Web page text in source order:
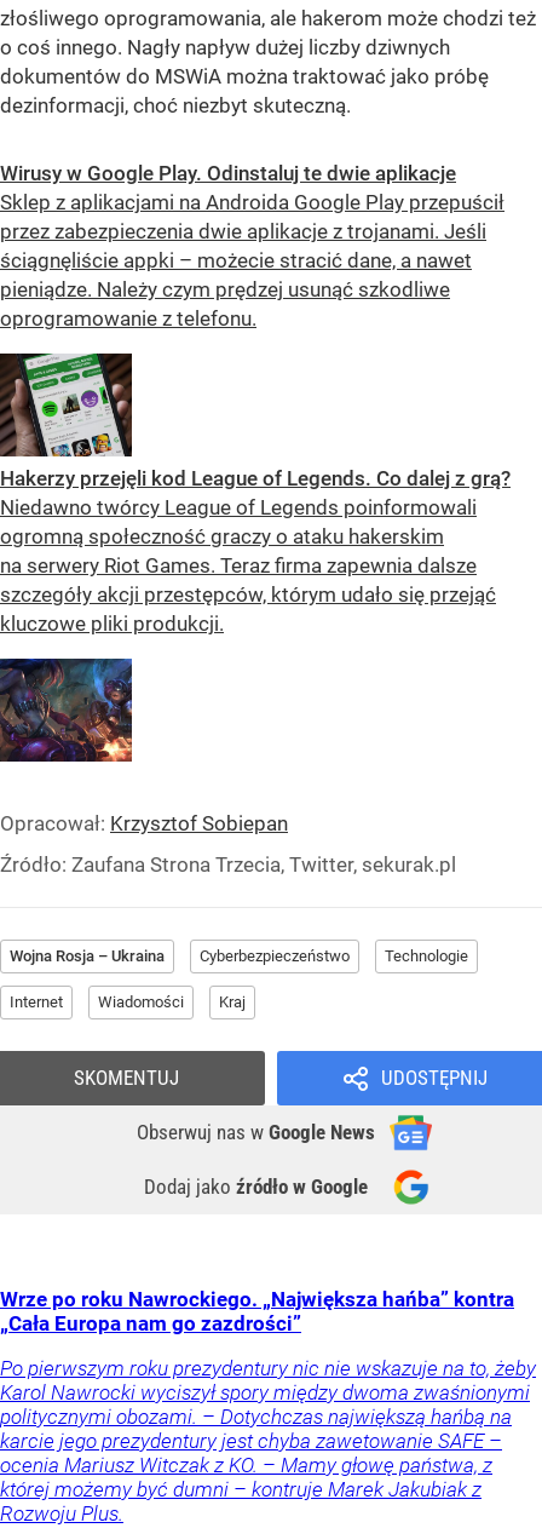
złośliwego oprogramowania, ale hakerom może chodzi też
o coś innego. Nagły napływ dużej liczby dziwnych
dokumentów do MSWiA można traktować jako próbę
dezinformacji, choć niezbyt skuteczną.
Wirusy w Google Play. Odinstaluj te dwie aplikacje
Sklep z aplikacjami na Androida Google Play przepuścił
przez zabezpieczenia dwie aplikacje z trojanami. Jeśli
ściągnęliście appki – możecie stracić dane, a nawet
pieniądze. Należy czym prędzej usunąć szkodliwe
oprogramowanie z telefonu.
Hakerzy przejęli kod League of Legends. Co dalej z grą?
Niedawno twórcy League of Legends poinformowali
ogromną społeczność graczy o ataku hakerskim
na serwery Riot Games. Teraz firma zapewnia dalsze
szczegóły akcji przestępców, którym udało się przejąć
kluczowe pliki produkcji.
Opracował: Krzysztof Sobiepan
Źródło: Zaufana Strona Trzecia, Twitter, sekurak.pl
Wojna Rosja – Ukraina Cyberbezpieczeństwo Technologie
Internet Wiadomości Kraj
UDOSTĘPNIJ
Obserwuj nas w Google News
Dodaj jako źródło w Google
SKOMENTUJ
Wrze po roku Nawrockiego. „Największa hańba” kontra
„Cała Europa nam go zazdrości”
Po pierwszym roku prezydentury nic nie wskazuje na to, żeby
Karol Nawrocki wyciszył spory między dwoma zwaśnionymi
politycznymi obozami. – Dotychczas największą hańbą na
karcie jego prezydentury jest chyba zawetowanie SAFE –
ocenia Mariusz Witczak z KO. – Mamy głowę państwa, z
której możemy być dumni – kontruje Marek Jakubiak z
Rozwoju Plus.